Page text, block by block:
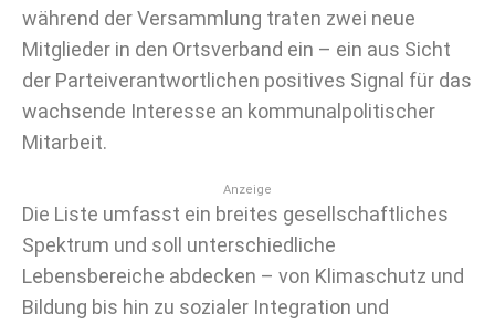
während der Versammlung traten zwei neue
Mitglieder in den Ortsverband ein – ein aus Sicht
der Parteiverantwortlichen positives Signal für das
wachsende Interesse an kommunalpolitischer
Mitarbeit.
Anzeige
Die Liste umfasst ein breites gesellschaftliches
Spektrum und soll unterschiedliche
Lebensbereiche abdecken – von Klimaschutz und
Bildung bis hin zu sozialer Integration und